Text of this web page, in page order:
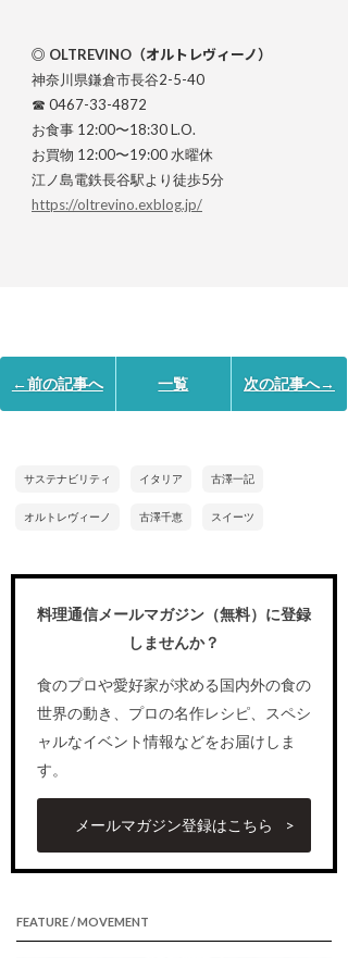
◎ OLTREVINO（オルトレヴィーノ）
神奈川県鎌倉市長谷2-5-40
☎ 0467-33-4872
お食事 12:00〜18:30 L.O.
お買物 12:00〜19:00 水曜休
江ノ島電鉄長谷駅より徒歩5分
https://oltrevino.exblog.jp/
←前の記事へ 一覧 次の記事へ→
サステナビリティ イタリア 古澤一記
オルトレヴィーノ 古澤千恵 スイーツ
料理通信メールマガジン（無料）に登録
しませんか？
食のプロや愛好家が求める国内外の食の
世界の動き、プロの名作レシピ、スペシ
ャルなイベント情報などをお届けしま
す。
メールマガジン登録はこちら
FEATURE / MOVEMENT